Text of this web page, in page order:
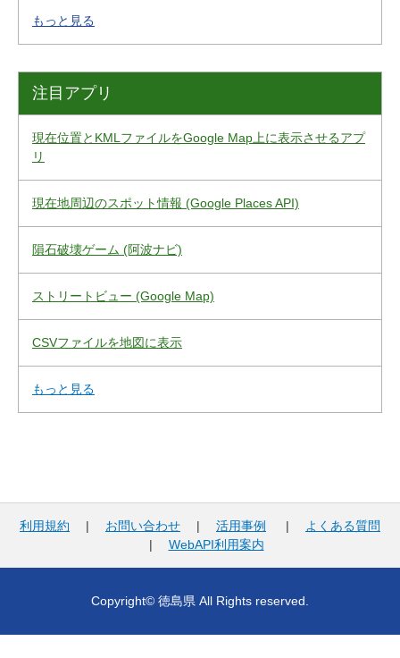
もっと見る
注目アプリ
現在位置とKMLファイルをGoogle Map上に表示させるアプ
リ
現在地周辺のスポット情報 (Google Places API)
隕石破壊ゲーム (阿波ナビ)
ストリートビュー (Google Map)
CSVファイルを地図に表示
もっと見る
利用規約 | お問い合わせ | 活用事例 |
よくある質問
| WebAPI利用案内
Copyright© 徳島県 All Rights reserved.